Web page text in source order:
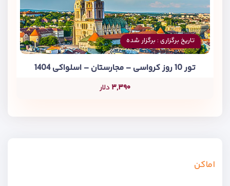
تاریخ برگزاری : برگزار شده
تور 10 روز کرواسی – مجارستان – اسلواکی 1404
۳,۳۹۰ دلار
اماکن